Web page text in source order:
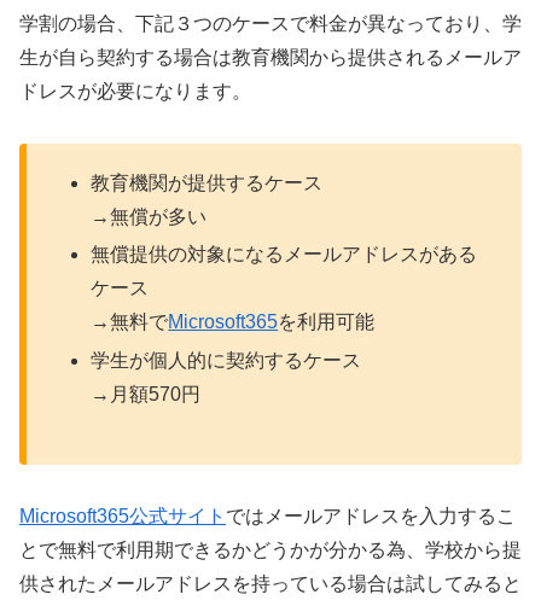
学割の場合、下記３つのケースで料金が異なっており、学
生が自ら契約する場合は教育機関から提供されるメールア
ドレスが必要になります。
教育機関が提供するケース
→無償が多い
無償提供の対象になるメールアドレスがある
ケース
→無料でMicrosoft365を利用可能
学生が個人的に契約するケース
→月額570円
Microsoft365公式サイト ではメールアドレスを入力するこ
とで無料で利用期できるかどうかが分かる為、学校から提
供されたメールアドレスを持っている場合は試してみると